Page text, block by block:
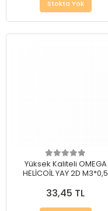
Stokta Yok
Yüksek Kaliteli OMEGA
HELİCOİL YAY 2D M3*0,5
33,45 TL